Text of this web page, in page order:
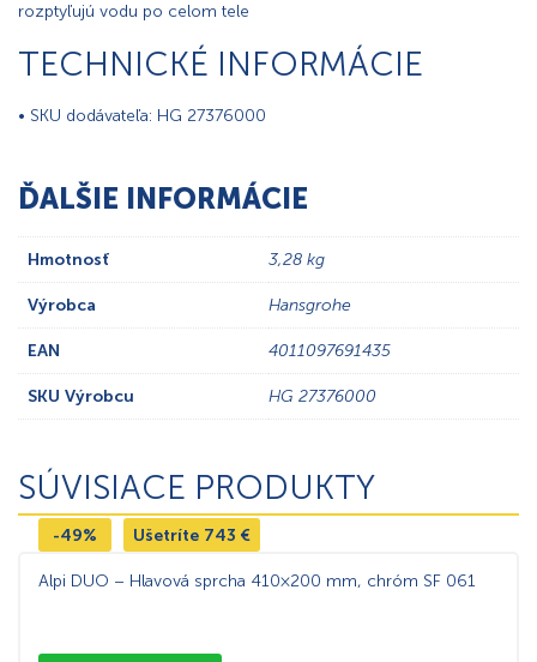
rozptyľujú vodu po celom tele
TECHNICKÉ INFORMÁCIE
• SKU dodávateľa: HG 27376000
ĎALŠIE INFORMÁCIE
Hmotnosť 3,28 kg
Výrobca Hansgrohe
EAN 4011097691435
SKU Výrobcu HG 27376000
SÚVISIACE PRODUKTY
-49% Ušetríte 743 €
Alpi DUO – Hlavová sprcha 410×200 mm, chróm SF 061